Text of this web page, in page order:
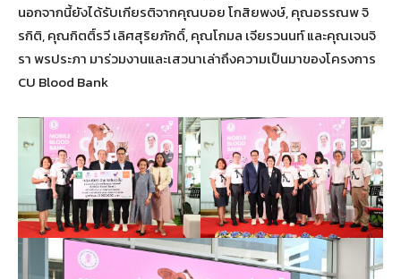
นอกจากนี้ยังได้รับเกียรติจากคุณบอย โกสิยพงษ์, คุณอรรณพ จิ
รกิติ, คุณกิตติ์รวี เลิศสุริยภักดิ์, คุณโกมล เจียรวนนท์ และคุณเจนจิ
รา พรประภา มาร่วมงานและเสวนาเล่าถึงความเป็นมาของโครงการ
CU Blood Bank